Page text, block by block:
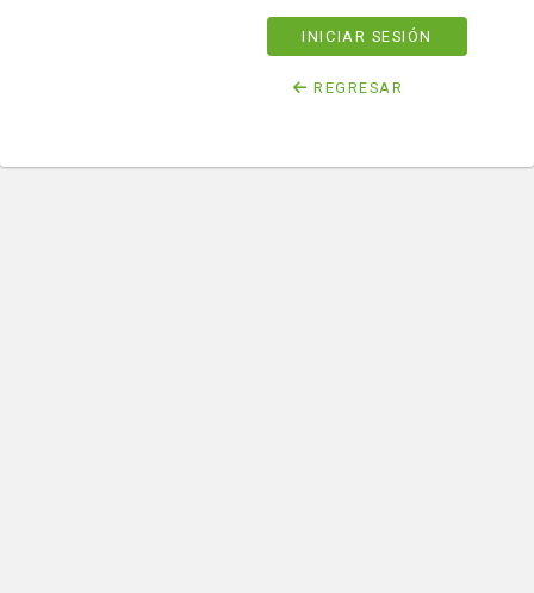
INICIAR SESIÓN
REGRESAR